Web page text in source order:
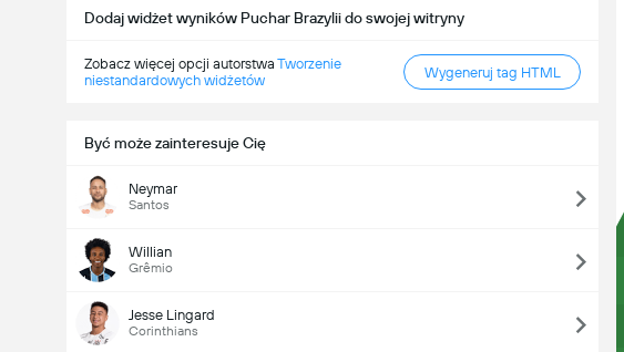
Dodaj widżet wyników Puchar Brazylii do swojej witryny
Zobacz więcej opcji autorstwa Tworzenie
niestandardowych widżetów
Wygeneruj tag HTML
Być może zainteresuje Cię
Neymar
Santos
Willian
Grêmio
Jesse Lingard
Corinthians